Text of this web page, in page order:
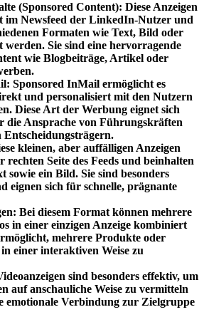
(Sponsored Content): Diese Anzeigen
im Newsfeed der LinkedIn-Nutzer und
Formaten wie Text, Bild oder
werden. Sie sind eine hervorragende
wie Blogbeiträge, Artikel oder
Sponsored InMail ermöglicht es
und personalisiert mit den Nutzern
Diese Art der Werbung eignet sich
die Ansprache von Führungskräften
Entscheidungsträgern.
kleinen, aber auffälligen Anzeigen
rechten Seite des Feeds und beinhalten
sowie ein Bild. Sie sind besonders
eignen sich für schnelle, prägnante
Bei diesem Format können mehrere
in einer einzigen Anzeige kombiniert
mehrere Produkte oder
einer interaktiven Weise zu
sind besonders effektiv, um
auf anschauliche Weise zu vermitteln
emotionale Verbindung zur Zielgruppe